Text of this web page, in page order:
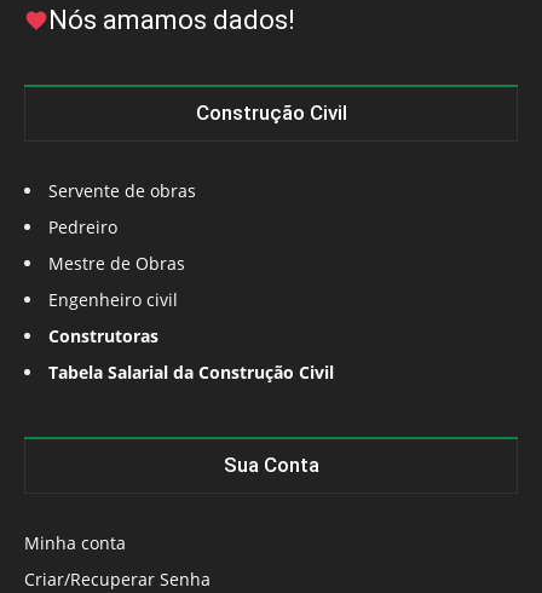
Nós amamos dados!
Construção Civil
Servente de obras
Pedreiro
Mestre de Obras
Engenheiro civil
Construtoras
Tabela Salarial da Construção Civil
Sua Conta
Minha conta
Criar/Recuperar Senha